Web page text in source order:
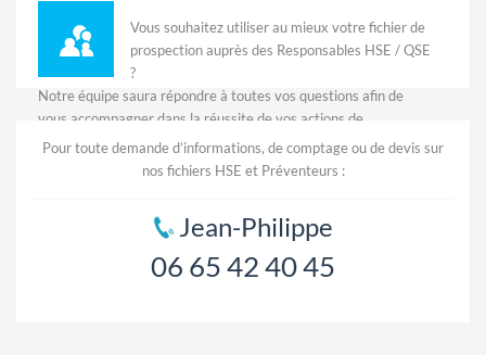
Vous souhaitez utiliser au mieux votre fichier de
prospection auprès des Responsables HSE / QSE
?
Notre équipe saura répondre à toutes vos questions afin de
vous accompagner dans la réussite de vos actions de
prospection.
Pour toute demande d’informations, de comptage ou de devis sur
nos fichiers HSE et Préventeurs :
Jean-Philippe
06 65 42 40 45